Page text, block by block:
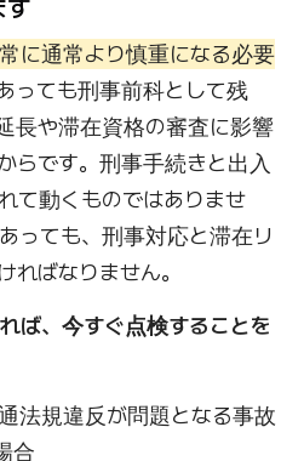
に通常より慎重になる必要
っても刑事前科として残
長や滞在資格の審査に影響
らです。刑事手続きと出入
て動くものではありませ
っても、刑事対応と滞在リ
ばなりません。
ば、今すぐ点検することを
法規違反が問題となる事故
合